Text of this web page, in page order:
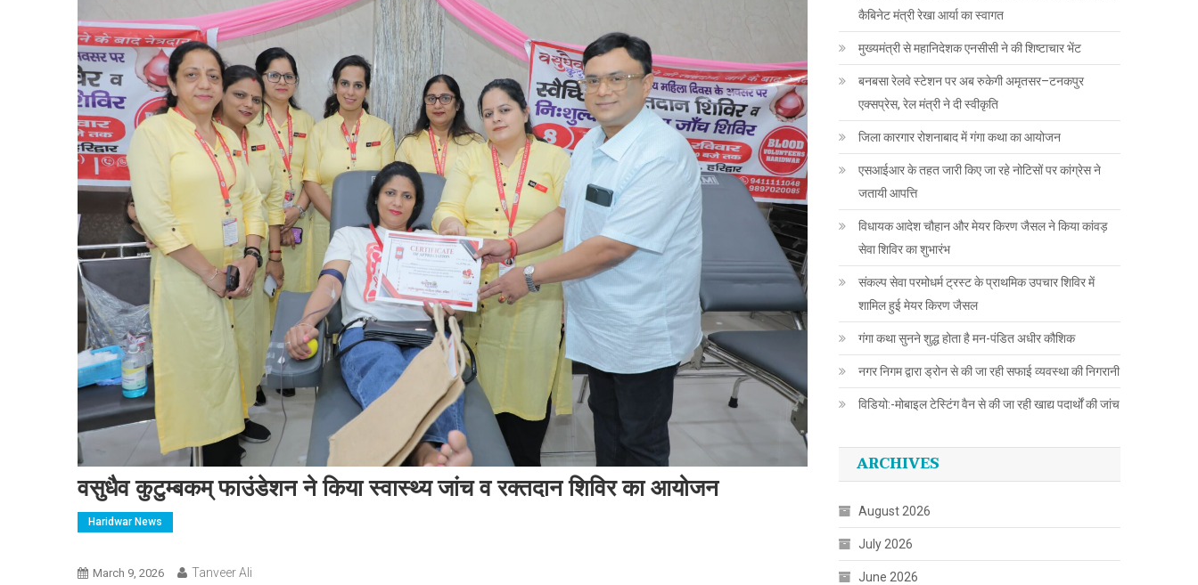
वसुधैव कुटुम्बकम् फाउंडेशन ने किया स्वास्थ्य जांच व रक्तदान शिविर का आयोजन
Haridwar News
March 9, 2026 Tanveer Ali
कैबिनेट मंत्री रेखा आर्या का स्वागत
मुख्यमंत्री से महानिदेशक एनसीसी ने की शिष्टाचार भेंट
बनबसा रेलवे स्टेशन पर अब रुकेगी अमृतसर–टनकपुर
एक्सप्रेस, रेल मंत्री ने दी स्वीकृति
जिला कारगार रोशनाबाद में गंगा कथा का आयोजन
एसआईआर के तहत जारी किए जा रहे नोटिसों पर कांग्रेस ने
जतायी आपत्ति
विधायक आदेश चौहान और मेयर किरण जैसल ने किया कांवड़
सेवा शिविर का शुभारंभ
संकल्प सेवा परमोधर्म ट्रस्ट के प्राथमिक उपचार शिविर में
शामिल हुई मेयर किरण जैसल
गंगा कथा सुनने शुद्ध होता है मन-पंडित अधीर कौशिक
नगर निगम द्वारा ड्रोन से की जा रही सफाई व्यवस्था की निगरानी
विडियो:-मोबाइल टेस्टिंग वैन से की जा रही खाद्य पदार्थों की जांच
ARCHIVES
August 2026
July 2026
June 2026